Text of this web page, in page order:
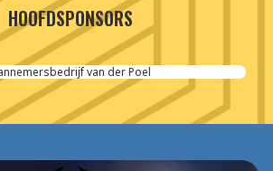
HOOFDSPONSORS
van der Poel